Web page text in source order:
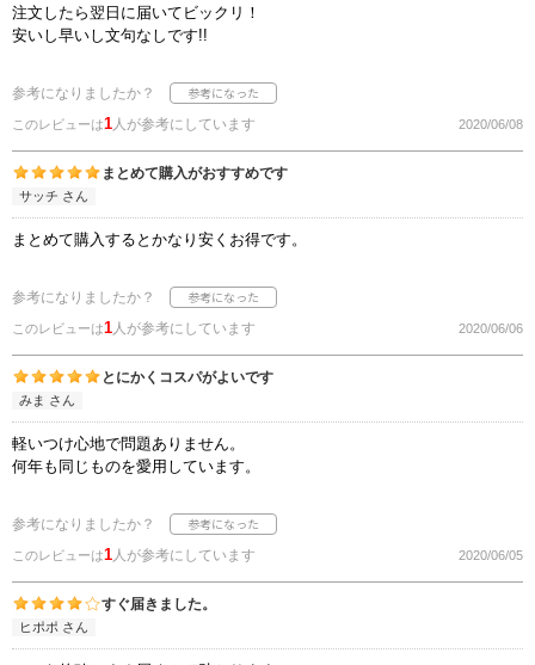
注文したら翌日に届いてビックリ！
安いし早いし文句なしです!!
参考になりましたか？
このレビューは1人が参考にしています 2020/06/08
まとめて購入がおすすめです
サッチ さん
まとめて購入するとかなり安くお得です。
参考になりましたか？
このレビューは1人が参考にしています 2020/06/06
とにかくコスパがよいです
みま さん
軽いつけ心地で問題ありません。
何年も同じものを愛用しています。
参考になりましたか？
このレビューは1人が参考にしています 2020/06/05
すぐ届きました。
ヒポポ さん